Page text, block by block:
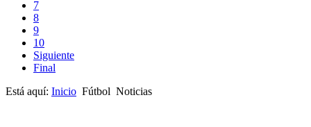
7
8
9
10
Siguiente
Final
Está aquí: Inicio Fútbol Noticias